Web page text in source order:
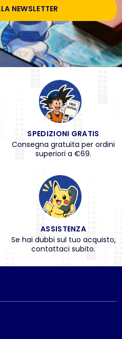
NEWSLETTER
SPEDIZIONI GRATIS
Consegna gratuita per ordini
superiori a €69.
ASSISTENZA
Se hai dubbi sul tuo acquisto,
contattaci subito.